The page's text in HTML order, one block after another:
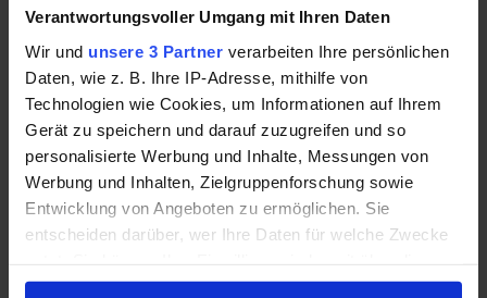
Verantwortungsvoller Umgang mit Ihren Daten
Wir und unsere 3 Partner verarbeiten Ihre persönlichen
Daten, wie z. B. Ihre IP-Adresse, mithilfe von
Technologien wie Cookies, um Informationen auf Ihrem
Gerät zu speichern und darauf zuzugreifen und so
personalisierte Werbung und Inhalte, Messungen von
Werbung und Inhalten, Zielgruppenforschung sowie
Entwicklung von Angeboten zu ermöglichen. Sie
entscheiden darüber, wer Ihre Daten für welche Zwecke
Cookie-Erklärung oder durch Klicken auf das Privacy
um 32 %, was dem Anstieg von 33 % im Inland
entspricht. Die Umsätze der Flaggschiffe von Funko
stiegen um 31 % – also 83 % des Gesamtumsatzes –
und in anderen Produktkategorien um 42 %. Die
Margen verbessern sich, und das bereinigte Ergebnis
hat sich mehr als verdoppelt. Der Anstieg um 121 %
war viel besser als von Analysten erwartet, außerdem
hat Funko im Q1 die Erwartungen der Börse weit